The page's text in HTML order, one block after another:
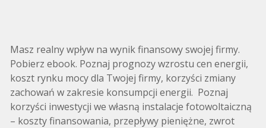
Masz realny wpływ na wynik finansowy swojej firmy.
Pobierz ebook. Poznaj prognozy wzrostu cen energii,
koszt rynku mocy dla Twojej firmy, korzyści zmiany
zachowań w zakresie konsumpcji energii. Poznaj
korzyści inwestycji we własną instalacje fotowoltaiczną
– koszty finansowania, przepływy pieniężne, zwrot